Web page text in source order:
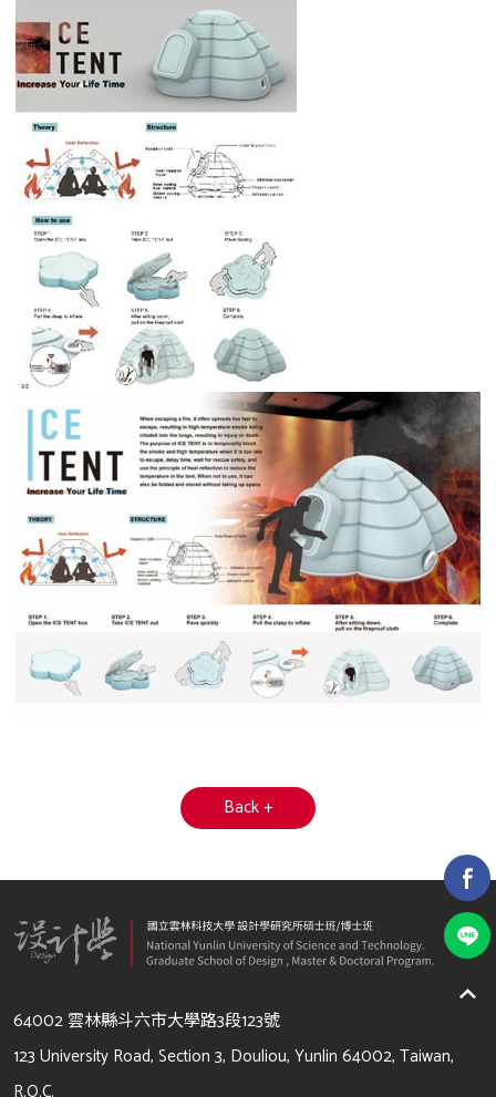
Back +
64002 雲林縣斗六市大學路3段123號
123 University Road, Section 3, Douliou, Yunlin 64002, Taiwan,